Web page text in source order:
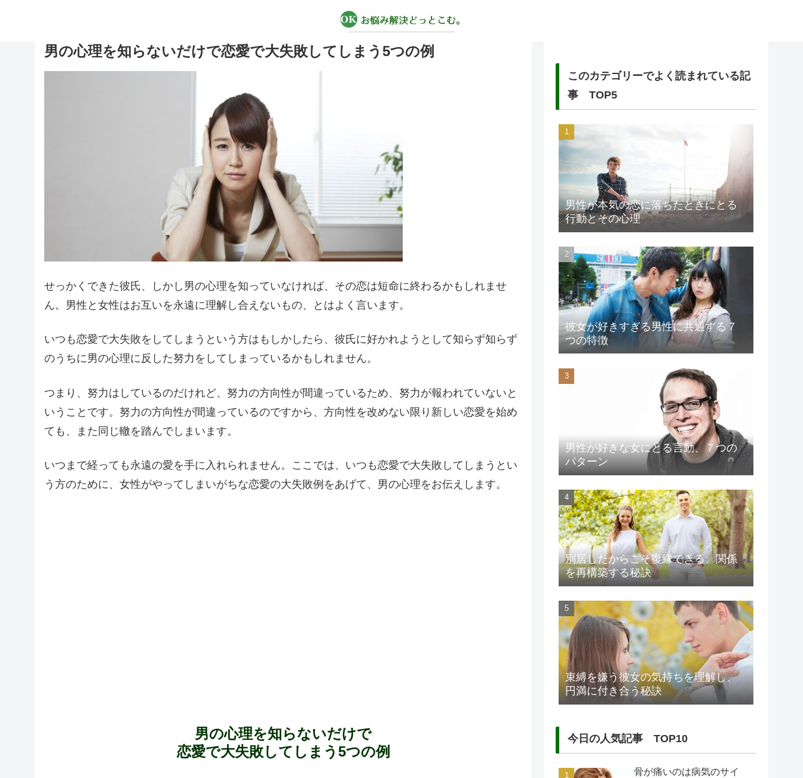
男の心理を知らないだけで恋愛で大失敗してしまう5つの例
せっかくできた彼氏、しかし男の心理を知っていなければ、その恋は短命に終わるかもしれませ
ん。男性と女性はお互いを永遠に理解し合えないもの、とはよく言います。
いつも恋愛で大失敗をしてしまうという方はもしかしたら、彼氏に好かれようとして知らず知らず
のうちに男の心理に反した努力をしてしまっているかもしれません。
つまり、努力はしているのだけれど、努力の方向性が間違っているため、努力が報われていないと
いうことです。努力の方向性が間違っているのですから、方向性を改めない限り新しい恋愛を始め
ても、また同じ轍を踏んでしまいます。
いつまで経っても永遠の愛を手に入れられません。ここでは、いつも恋愛で大失敗してしまうとい
う方のために、女性がやってしまいがちな恋愛の大失敗例をあげて、男の心理をお伝えします。
男の心理を知らないだけで
恋愛で大失敗してしまう5つの例
このカテゴリーでよく読まれている記
事 TOP5
男性が本気の恋に落ちたときにとる
行動とその心理
彼女が好きすぎる男性に共通する７
つの特徴
男性が好きな女にとる言動、７つの
パターン
別居したからこそ復縁できる、関係
を再構築する秘訣
束縛を嫌う彼女の気持ちを理解し、
円満に付き合う秘訣
今日の人気記事 TOP10
骨が痛いのは病気のサイ